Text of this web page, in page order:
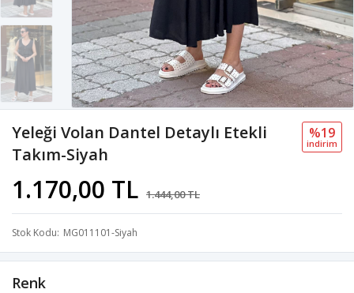
Yeleği Volan Dantel Detaylı Etekli
Takım-Siyah
1.170,00 TL 1.444,00 TL
%19
i̇ndi̇ri̇m
Stok Kodu MG011101-Siyah
Renk